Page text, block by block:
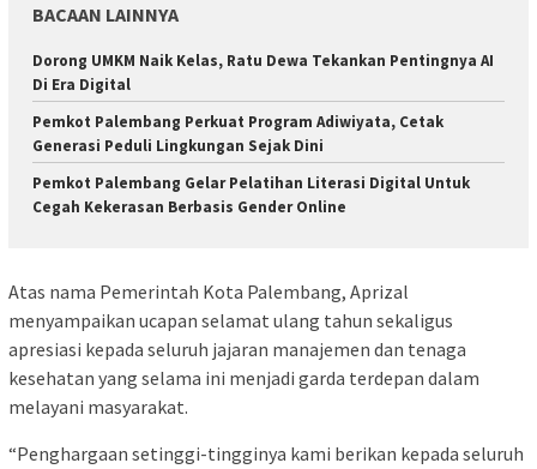
BACAAN LAINNYA
Dorong UMKM Naik Kelas, Ratu Dewa Tekankan Pentingnya AI
Di Era Digital
Pemkot Palembang Perkuat Program Adiwiyata, Cetak
Generasi Peduli Lingkungan Sejak Dini
Pemkot Palembang Gelar Pelatihan Literasi Digital Untuk
Cegah Kekerasan Berbasis Gender Online
Atas nama Pemerintah Kota Palembang, Aprizal
menyampaikan ucapan selamat ulang tahun sekaligus
apresiasi kepada seluruh jajaran manajemen dan tenaga
kesehatan yang selama ini menjadi garda terdepan dalam
melayani masyarakat.
“Penghargaan setinggi-tingginya kami berikan kepada seluruh